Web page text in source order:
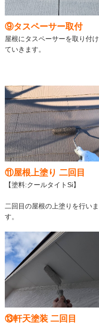
⑨タスペーサー取付
屋根にタスペーサーを取り付け
ていきます。
⑪屋根上塗り 二回目
【塗料:クールタイトSi】
二回目の屋根の上塗りを行いま
す。
⑬軒天塗装 二回目